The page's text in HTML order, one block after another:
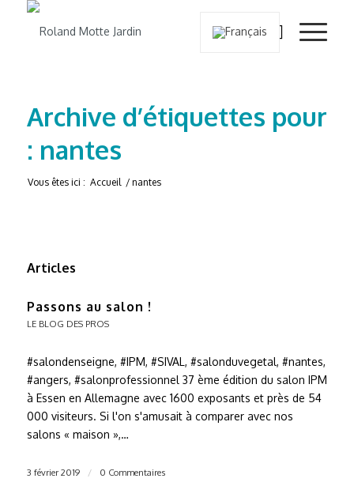
Archive d’étiquettes pour
: nantes
Vous êtes ici : Accueil / nantes
Articles
Passons au salon !
LE BLOG DES PROS
#salondenseigne, #IPM, #SIVAL, #salonduvegetal, #nantes,
#angers, #salonprofessionnel 37 ème édition du salon IPM
à Essen en Allemagne avec 1600 exposants et près de 54
000 visiteurs. Si l'on s'amusait à comparer avec nos
salons « maison »,…
3 février 2019 / 0 Commentaires